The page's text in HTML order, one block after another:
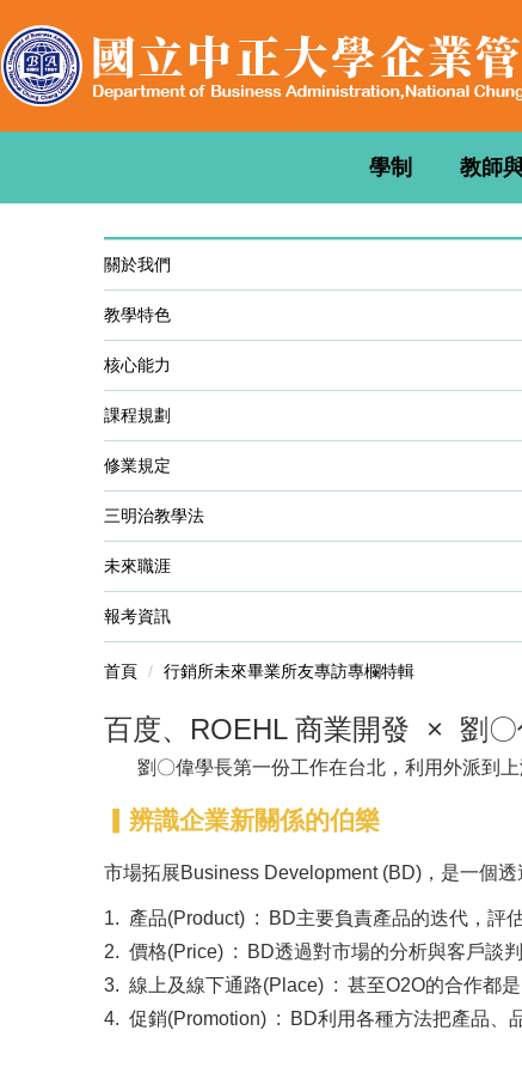
到
主
要
學制 教師
關於我們
教學特色
核心能力
課程規劃
修業規定
三明治教學法
未來職涯
報考資訊
首頁 行銷所未來畢業所友專訪專欄特輯
百度、ROEHL 商業開發 × 劉
劉〇偉學長第一份工作在台北，利用外派到
▎辨識企業新關係的伯樂
市場拓展Business Development (BD)，是一個透
1. 產品(Product) : BD主要負責產品的迭代，評
2. 價格(Price) : BD透過對市場的分析與客戶談
3. 線上及線下通路(Place) : 甚至O2O的合作都是
4. 促銷(Promotion) : BD利用各種方法把產品、